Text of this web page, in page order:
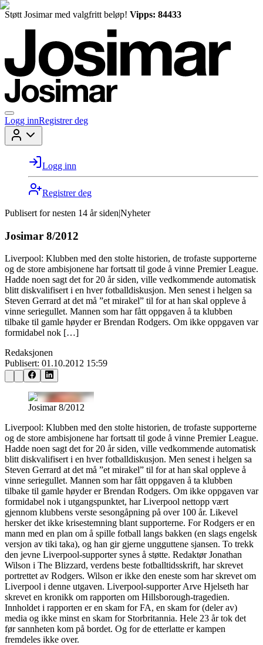
Støtt Josimar med valgfritt beløp! Vipps: 84433
Logg innRegistrer deg
Logg inn
Registrer deg
Publisert for nesten 14 år siden|Nyheter
Josimar 8/2012
Liverpool: Klubben med den stolte historien, de trofaste supporterne
og de store ambisjonene har fortsatt til gode å vinne Premier League.
Hadde noen sagt det for 20 år siden, ville vedkommende automatisk
blitt diskvalifisert i en hver fotballdiskusjon. Men senest i helgen sa
Steven Gerrard at det må ”et mirakel” til for at han skal oppleve å
vinne seriegullet. Mannen som har fått oppgaven å ta klubben
tilbake til gamle høyder er Brendan Rodgers. Om ikke oppgaven var
formidabel nok […]
Redaksjonen
Publisert: 01.10.2012 15:59
Josimar 8/2012
Liverpool: Klubben med den stolte historien, de trofaste supporterne
og de store ambisjonene har fortsatt til gode å vinne Premier League.
Hadde noen sagt det for 20 år siden, ville vedkommende automatisk
blitt diskvalifisert i en hver fotballdiskusjon. Men senest i helgen sa
Steven Gerrard at det må ”et mirakel” til for at han skal oppleve å
vinne seriegullet. Mannen som har fått oppgaven å ta klubben
tilbake til gamle høyder er Brendan Rodgers. Om ikke oppgaven var
formidabel nok i utgangspunktet, har Liverpool nettopp vært
gjennom klubbens verste sesongåpning på over 100 år. Likevel
hersker det ikke krisestemning blant supporterne. For Rodgers er en
mann med en plan om å spille fotball langs bakken (en slags engelsk
versjon av tiki taka), og han gir gjerne ungguttene sjansen. To trekk
den jevne Liverpool-supporter synes å støtte. Redaktør Jonathan
Wilson i The Blizzard, verdens beste fotballtidsskrift, har skrevet
portrettet av Rodgers. Wilson er ikke den eneste som har skrevet om
Liverpool i denne utgaven. Liverpool-supporter Arve Hjelseth har
skrevet en kronikk om rapporten om Hillsborough-tragedien.
Innholdet i rapporten er en skam for FA, en skam for (deler av)
media og ikke minst en skam for Storbritannia. Hele 23 år tok det
før sannheten kom på bordet. Og for de etterlatte er kampen
fremdeles ikke over.